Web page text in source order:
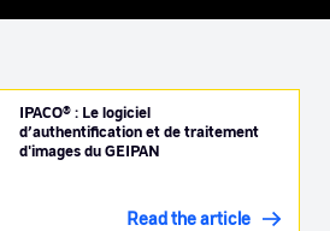
IPACO® : Le logiciel
d’authentification et de traitement
d'images du GEIPAN
Read the article